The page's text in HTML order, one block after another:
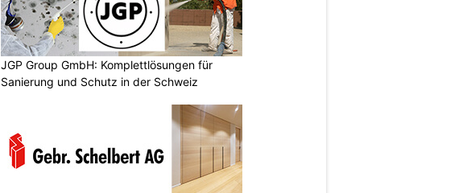
JGP Group GmbH: Komplettlösungen für
Sanierung und Schutz in der Schweiz